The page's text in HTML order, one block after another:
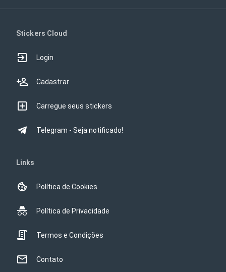
Stickers Cloud
Login
Cadastrar
Carregue seus stickers
Telegram - Seja notificado!
Links
Política de Cookies
Política de Privacidade
Termos e Condições
Contato